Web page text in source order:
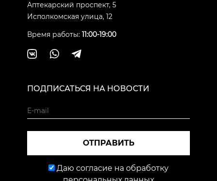
Аптекарский проспект, 5
Исполкомская улица, 12
Время работы: 11:00-19:00
ПОДПИСАТЬСЯ НА НОВОСТИ
ОТПРАВИТЬ
Даю согласие на обработку